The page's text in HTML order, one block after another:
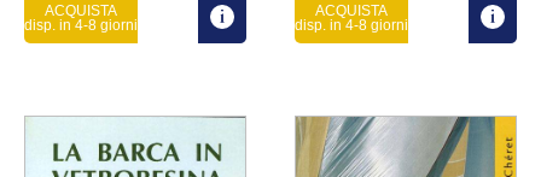
ACQUISTA
disp. in 4-8 giorni
ACQUISTA
disp. in 4-8 giorni